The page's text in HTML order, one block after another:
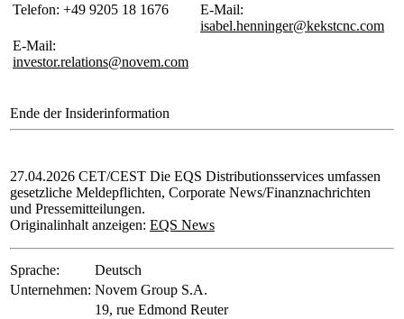
Telefon: +49 9205 18 1676
E-Mail:
isabel.henninger@kekstcnc.com
E-Mail:
investor.relations@novem.com
Ende der Insiderinformation
27.04.2026 CET/CEST Die EQS Distributionsservices umfassen
gesetzliche Meldepflichten, Corporate News/Finanznachrichten
und Pressemitteilungen.
Originalinhalt anzeigen: EQS News
Sprache:
Deutsch
Unternehmen: Novem Group S.A.
19, rue Edmond Reuter